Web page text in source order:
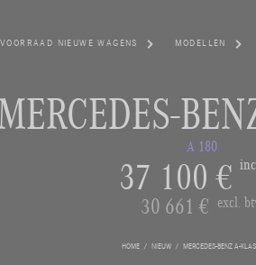
VOORRAAD NIEUWE WAGENS MODELLEN
A 180
37 100 €
30 661 € excl.
HOME NIEUW MERCEDES-BENZ A-